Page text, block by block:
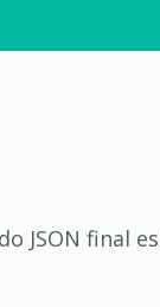
JSON final